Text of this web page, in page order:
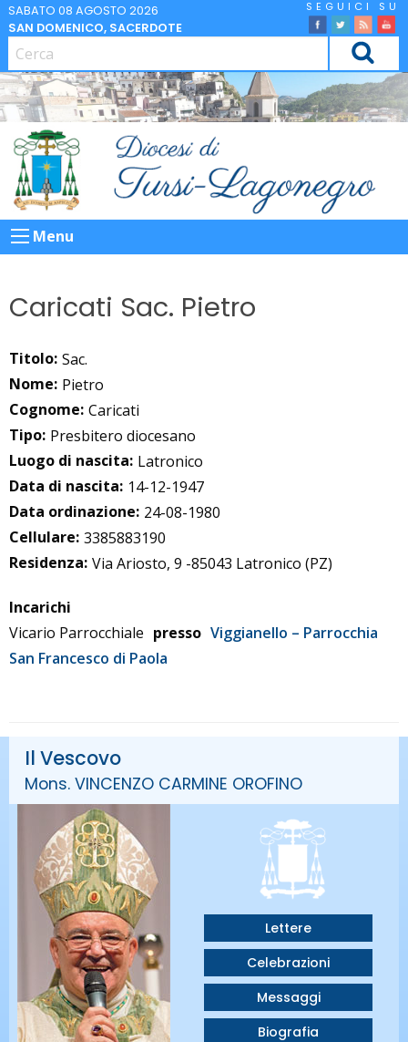
Skip
to
content
SABATO 08 AGOSTO 2026
SAN DOMENICO, SACERDOTE
facebook
Twitter
Feed
CERCA
Menu
Caricati Sac. Pietro
Titolo: Sac.
Nome: Pietro
Cognome: Caricati
Tipo: Presbitero diocesano
Luogo di nascita: Latronico
Data di nascita: 14-12-1947
Data ordinazione: 24-08-1980
Cellulare: 3385883190
Residenza: Via Ariosto, 9 -85043 Latronico (PZ)
Incarichi
Vicario Parrocchiale presso Viggianello – Parrocchia
San Francesco di Paola
Il Vescovo
Mons. VINCENZO CARMINE OROFINO
Lettere
Celebrazioni
Messaggi
Biografia